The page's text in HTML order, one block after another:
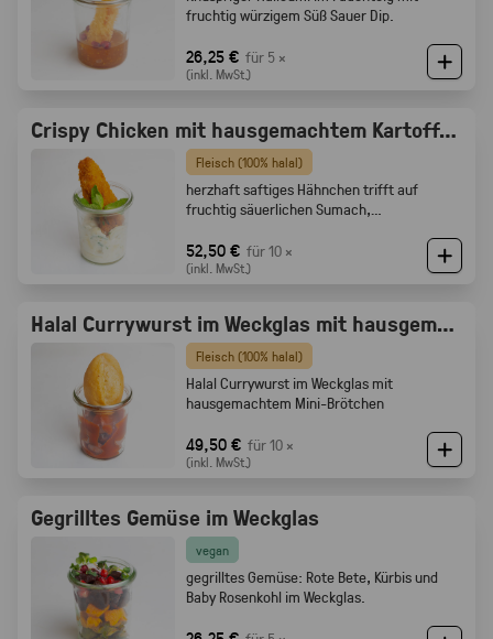
fruchtig würzigem Süß Sauer Dip.
26,25 € für 5 ×
(inkl. MwSt.)
Crispy Chicken mit hausgemachtem Kartoffelsalat
Fleisch (100% halal)
herzhaft saftiges Hähnchen trifft auf
fruchtig säuerlichen Sumach,
Röstaromen vom knusprigen Brot
52,50 € für 10 ×
(inkl. MwSt.)
Halal Currywurst im Weckglas mit hausgemachtem Mini-Brötchen
Fleisch (100% halal)
Halal Currywurst im Weckglas mit
hausgemachtem Mini-Brötchen
49,50 € für 10 ×
(inkl. MwSt.)
Gegrilltes Gemüse im Weckglas
vegan
gegrilltes Gemüse: Rote Bete, Kürbis und
Baby Rosenkohl im Weckglas.